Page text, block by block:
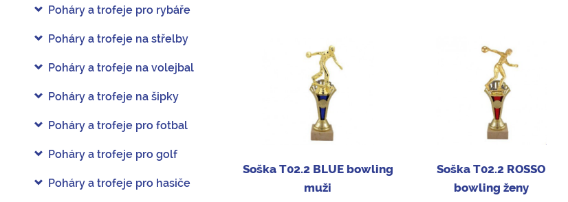
Poháry a trofeje pro rybáře
Poháry a trofeje na střelby
Poháry a trofeje na volejbal
Poháry a trofeje na šipky
Poháry a trofeje pro fotbal
Poháry a trofeje pro golf
Poháry a trofeje pro hasiče
Soška T02.2 BLUE bowling
muži
Soška T02.2 ROSSO
bowling ženy